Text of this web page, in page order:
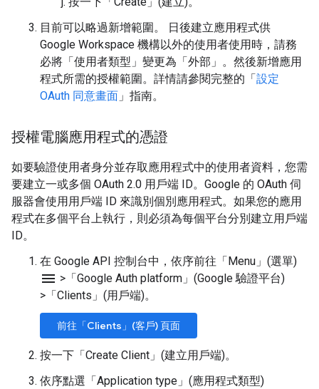
目前可以略過新增範圍。 日後建立應用程式供
Google Workspace 機構以外的使用者使用時，請務
必將「使用者類型」 變更為「外部」 。然後新增應用
程式所需的授權範圍。詳情請參閱完整的「設定
OAuth 同意畫面 」指南。
授權電腦應用程式的憑證
如要驗證使用者身分並存取應用程式中的使用者資料，您需
要建立一或多個 OAuth 2.0 用戶端 ID。Google 的 OAuth 伺
服器會使用用戶端 ID 來識別個別應用程式。如果您的應用
程式在多個平台上執行，則必須為每個平台分別建立用戶端
ID。
在 Google API 控制台中，依序前往「Menu」(選單)
menu > 「Google Auth platform」(Google 驗證平台)
> 「Clients」(用戶端)。
前往「Clients」(客戶) 頁面
按一下「Create Client」(建立用戶端)。
依序點選「Application type」(應用程式類型)